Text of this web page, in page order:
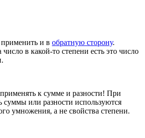
и в обратную сторону.
в какой-то степени есть это число
к сумме и разности! При
суммы или разности используются
умножения, а не свойства степени.